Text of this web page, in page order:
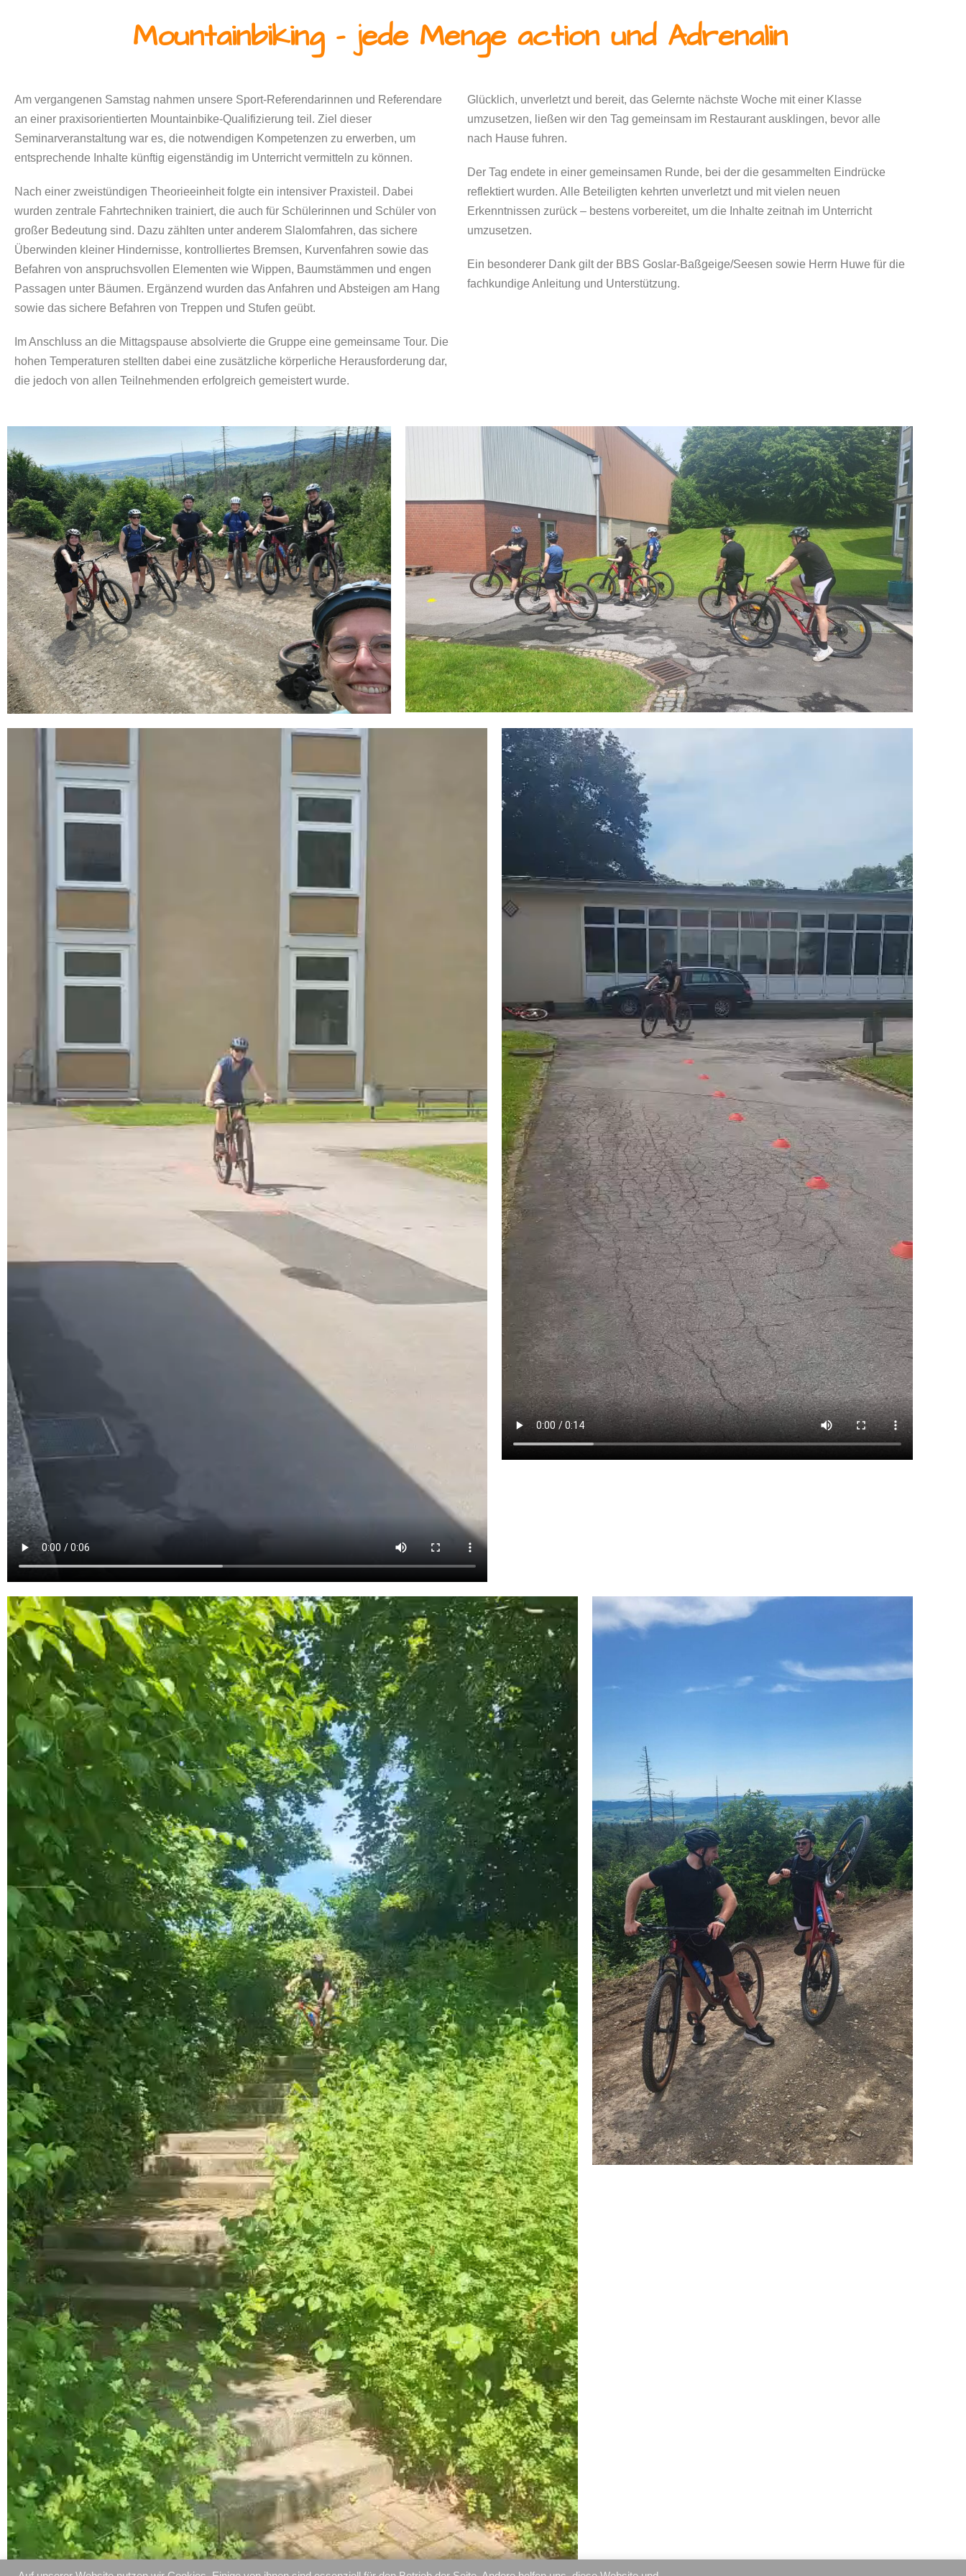
Mountainbiking - jede Menge action und Adrenalin
Am vergangenen Samstag nahmen unsere Sport-Referendarinnen und Referendare
an einer praxisorientierten Mountainbike-Qualifizierung teil. Ziel dieser
Seminarveranstaltung war es, die notwendigen Kompetenzen zu erwerben, um
entsprechende Inhalte künftig eigenständig im Unterricht vermitteln zu können.
Nach einer zweistündigen Theorieeinheit folgte ein intensiver Praxisteil. Dabei
wurden zentrale Fahrtechniken trainiert, die auch für Schülerinnen und Schüler von
großer Bedeutung sind. Dazu zählten unter anderem Slalomfahren, das sichere
Überwinden kleiner Hindernisse, kontrolliertes Bremsen, Kurvenfahren sowie das
Befahren von anspruchsvollen Elementen wie Wippen, Baumstämmen und engen
Passagen unter Bäumen. Ergänzend wurden das Anfahren und Absteigen am Hang
sowie das sichere Befahren von Treppen und Stufen geübt.
Im Anschluss an die Mittagspause absolvierte die Gruppe eine gemeinsame Tour. Die
hohen Temperaturen stellten dabei eine zusätzliche körperliche Herausforderung dar,
die jedoch von allen Teilnehmenden erfolgreich gemeistert wurde.
Glücklich, unverletzt und bereit, das Gelernte nächste Woche mit einer Klasse
umzusetzen, ließen wir den Tag gemeinsam im Restaurant ausklingen, bevor alle
nach Hause fuhren.
Der Tag endete in einer gemeinsamen Runde, bei der die gesammelten Eindrücke
reflektiert wurden. Alle Beteiligten kehrten unverletzt und mit vielen neuen
Erkenntnissen zurück – bestens vorbereitet, um die Inhalte zeitnah im Unterricht
umzusetzen.
Ein besonderer Dank gilt der BBS Goslar-Baßgeige/Seesen sowie Herrn Huwe für die
fachkundige Anleitung und Unterstützung.